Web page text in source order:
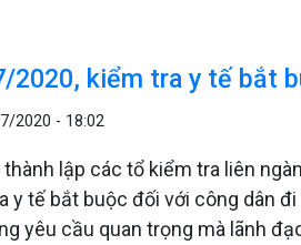
2020, kiểm tra y tế bắt
2020 - 18:02
lập các tổ kiểm tra liên
y tế bắt buộc đối với công dân
yêu cầu quan trọng mà lãnh